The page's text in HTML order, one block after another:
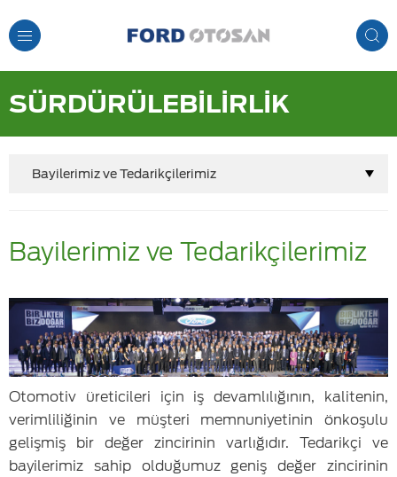
Toggle
Navigation
SÜRDÜRÜLEBİLİRLİK
Bayilerimiz ve Tedarikçilerimiz
Bayilerimiz ve Tedarikçilerimiz
Otomotiv üreticileri için iş devamlılığının, kalitenin,
verimliliğinin ve müşteri memnuniyetinin önkoşulu
gelişmiş bir değer zincirinin varlığıdır. Tedarikçi ve
bayilerimiz sahip olduğumuz geniş değer zincirinin